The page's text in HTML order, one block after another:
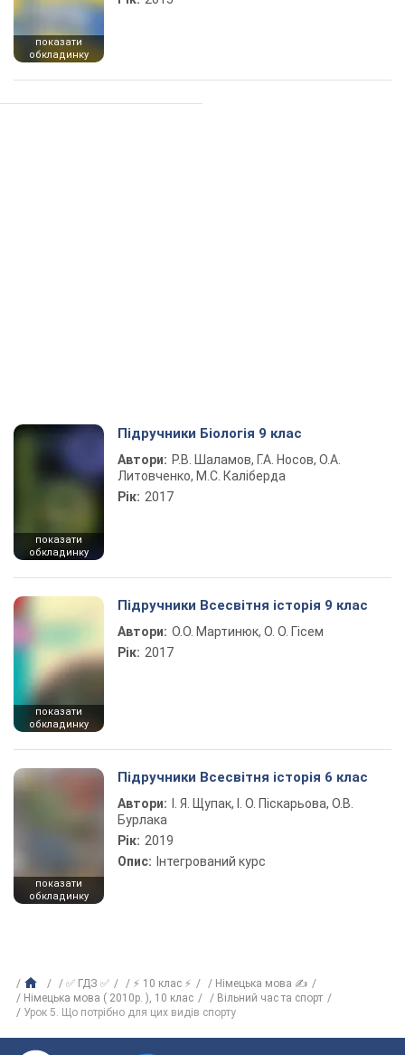
показати
обкладинку
показати
обкладинку
Підручники Біологія 9 клас
Автори: Р.В. Шаламов, Г.А. Носов, О.А.
Литовченко, М.С. Каліберда
Рік: 2017
показати
обкладинку
Підручники Всесвітня історія 9 клас
Автори: О.О. Мартинюк, О. О. Гісем
Рік: 2017
показати
обкладинку
Підручники Всесвітня історія 6 клас
Автори:
І. Я. Щупак, І. О. Піскарьова, О.В.
Бурлака
Рік: 2019
Опис: Інтегрований курс
✅ ГДЗ ✅ ⚡ 10 клас ⚡
Німецька мова ✍
Німецька мова ( 2010р. ), 10 клас
Вільний час та спорт
Урок 5. Що потрібно для цих видів спорту